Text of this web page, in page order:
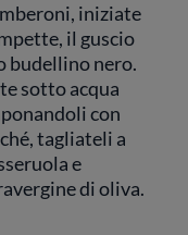
iniziate
il guscio
budellino nero.
sotto acqua
con
tagliateli a
e
di oliva.